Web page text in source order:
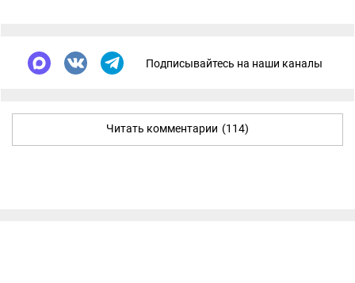
Подписывайтесь на наши каналы
Читать комментарии (114)